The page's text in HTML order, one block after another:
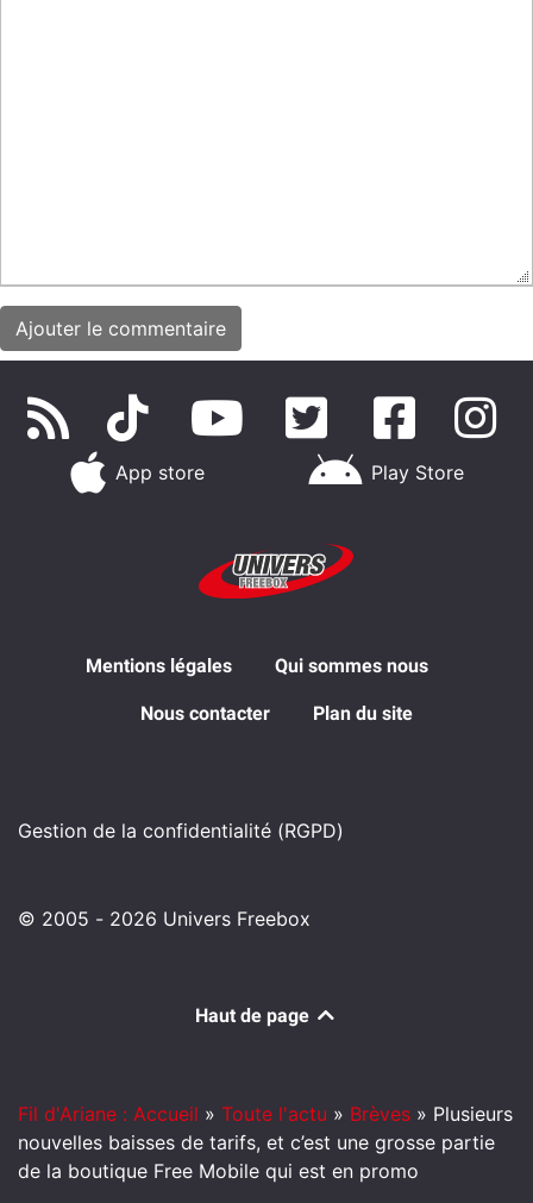
App store Play Store
Mentions légales Qui sommes nous
Nous contacter Plan du site
Gestion de la confidentialité (RGPD)
© 2005 - 2026 Univers Freebox
Haut de page
Fil d'Ariane : Accueil » Toute l'actu » Brèves » Plusieurs
nouvelles baisses de tarifs, et c’est une grosse partie
de la boutique Free Mobile qui est en promo